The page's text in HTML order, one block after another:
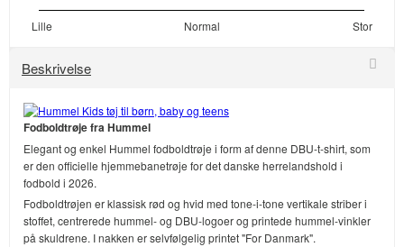
Lille Normal Stor
Beskrivelse
Fodboldtrøje fra Hummel
Elegant og enkel Hummel fodboldtrøje i form af denne DBU-t-shirt, som
er den officielle hjemmebanetrøje for det danske herrelandshold i
fodbold i 2026.
Fodboldtrøjen er klassisk rød og hvid med tone-i-tone vertikale striber i
stoffet, centrerede hummel- og DBU-logoer og printede hummel-vinkler
på skuldrene. I nakken er selvfølgelig printet "For Danmark".